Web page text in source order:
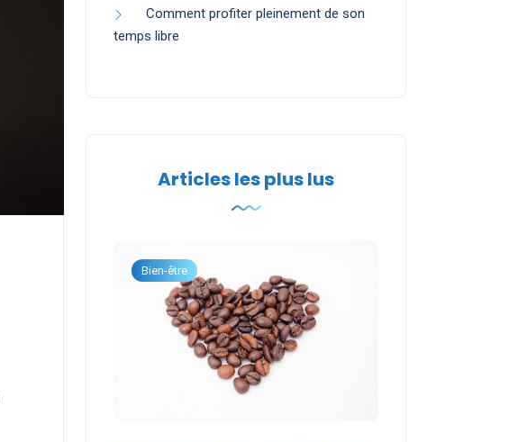
Comment profiter pleinement de son
temps libre
Articles les plus lus
Bien-être